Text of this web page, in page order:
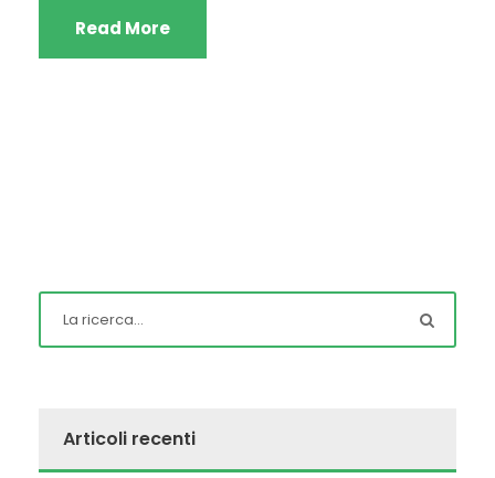
Read More
Articoli recenti